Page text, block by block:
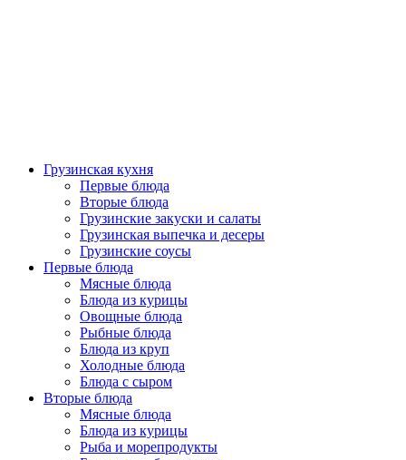
Грузинская кухня
Первые блюда
Вторые блюда
Грузинские закуски и салаты
Грузинская выпечка и десеры
Грузинские соусы
Первые блюда
Мясные блюда
Блюда из курицы
Овощные блюда
Рыбные блюда
Блюда из круп
Холодные блюда
Блюда с сыром
Вторые блюда
Мясные блюда
Блюда из курицы
Рыба и морепродукты